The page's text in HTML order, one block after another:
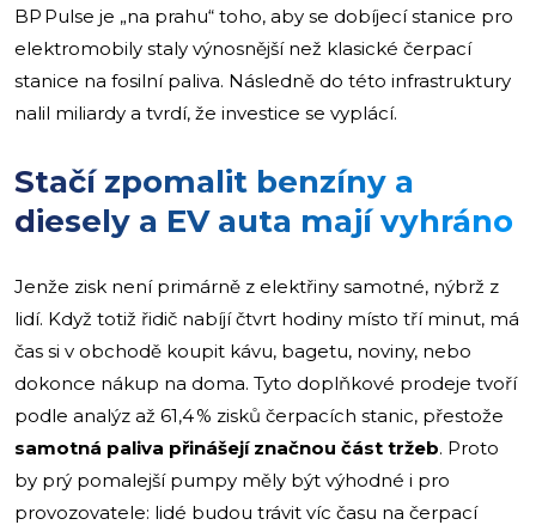
BP Pulse je „na prahu“ toho, aby se dobíjecí stanice pro
elektromobily staly výnosnější než klasické čerpací
stanice na fosilní paliva. Následně do této infrastruktury
nalil miliardy a tvrdí, že investice se vyplácí.
Stačí zpomalit benzíny a
diesely a EV auta mají vyhráno
Jenže zisk není primárně z elektřiny samotné, nýbrž z
lidí. Když totiž řidič nabíjí čtvrt hodiny místo tří minut, má
čas si v obchodě koupit kávu, bagetu, noviny, nebo
dokonce nákup na doma. Tyto doplňkové prodeje tvoří
podle analýz až 61,4 % zisků čerpacích stanic, přestože
samotná paliva přinášejí značnou část tržeb. Proto
by prý pomalejší pumpy měly být výhodné i pro
provozovatele: lidé budou trávit víc času na čerpací